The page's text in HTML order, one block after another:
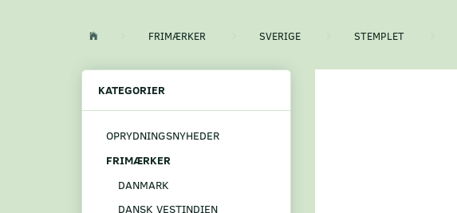
FRIMÆRKER SVERIGE STEMPLET
KATEGORIER
OPRYDNINGSNYHEDER
FRIMÆRKER
DANMARK
DANSK VESTINDIEN